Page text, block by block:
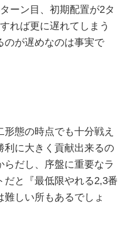
ーン目、初期配置が2タ
れば更に遅れてしまう
のが遅めなのは事実で
態の時点でも十分戦え
利に大きく貢献出来るの
だし、序盤に重要なラ
だと『最低限やれる2,3番
しい所もあるでしょ